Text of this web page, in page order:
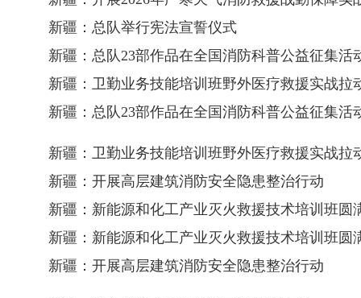
新疆：总队举行宪法宣誓仪式
新疆：总队23部作品在全国消防科普公益征集活
新疆：卫勤业务技能培训班野外医疗救援实战拉
新疆：总队23部作品在全国消防科普公益征集活
新疆：卫勤业务技能培训班野外医疗救援实战拉
新疆：开展高层建筑消防安全隐患整治行动
新疆：新能源和化工产业灭火救援技术培训班圆
新疆：新能源和化工产业灭火救援技术培训班圆
新疆：开展高层建筑消防安全隐患整治行动